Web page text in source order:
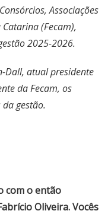
Associações
(Fecam),
2025-2026.
Dall, atual presidente
da Fecam, os
gestão.
com o então
Oliveira. Vocês